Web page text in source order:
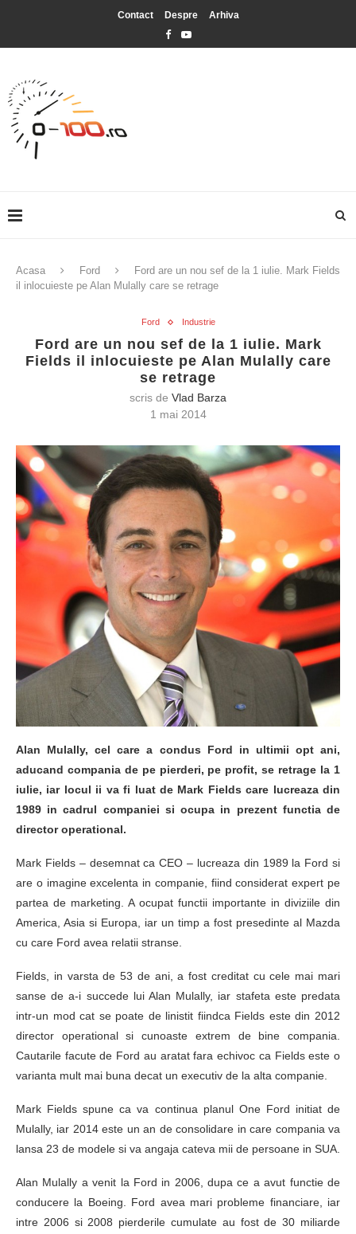
Contact Despre Arhiva
Acasa Ford
Ford are un nou sef de la 1 iulie. Mark Fields
il inlocuieste pe Alan Mulally care se retrage
Ford Industrie
Ford are un nou sef de la 1 iulie. Mark
Fields il inlocuieste pe Alan Mulally care
se retrage
scris de Vlad Barza
1 mai 2014
Alan Mulally, cel care a condus Ford in ultimii opt ani,
aducand compania de pe pierderi, pe profit, se retrage la 1
iulie, iar locul ii va fi luat de Mark Fields care lucreaza din
1989 in cadrul companiei si ocupa in prezent functia de
director operational.
Mark Fields – desemnat ca CEO – lucreaza din 1989 la Ford si
are o imagine excelenta in companie, fiind considerat expert pe
partea de marketing. A ocupat functii importante in diviziile din
America, Asia si Europa, iar un timp a fost presedinte al Mazda
cu care Ford avea relatii stranse.
Fields, in varsta de 53 de ani, a fost creditat cu cele mai mari
sanse de a-i succede lui Alan Mulally, iar stafeta este predata
intr-un mod cat se poate de linistit fiindca Fields este din 2012
director operational si cunoaste extrem de bine compania.
Cautarile facute de Ford au aratat fara echivoc ca Fields este o
varianta mult mai buna decat un executiv de la alta companie.
Mark Fields spune ca va continua planul One Ford initiat de
Mulally, iar 2014 este un an de consolidare in care compania va
lansa 23 de modele si va angaja cateva mii de persoane in SUA.
Alan Mulally a venit la Ford in 2006, dupa ce a avut functie de
conducere la Boeing. Ford avea mari probleme financiare, iar
intre 2006 si 2008 pierderile cumulate au fost de 30 miliarde